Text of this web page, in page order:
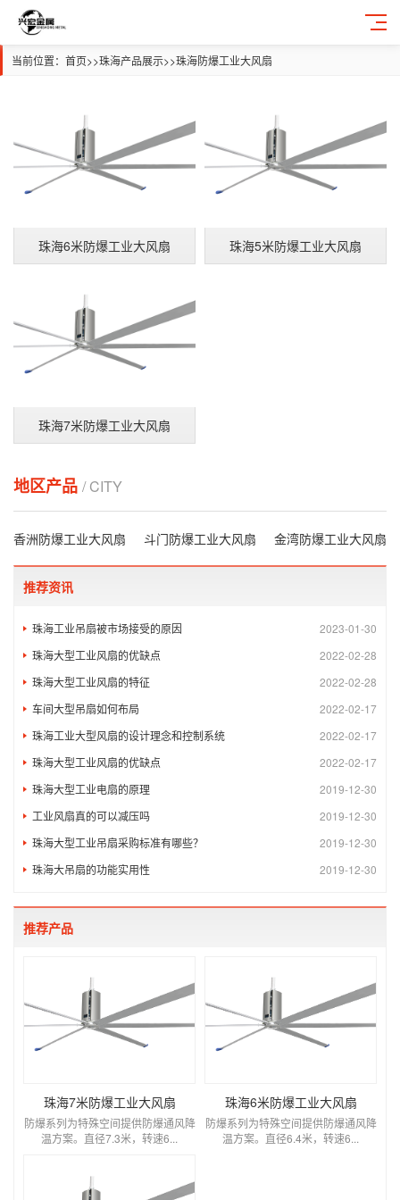
当前位置： 首页>>珠海产品展示>>珠海防爆工业大风扇
珠海6米防爆工业大风扇 珠海5米防爆工业大风扇
珠海7米防爆工业大风扇
地区产品 / CITY
香洲防爆工业大风扇 斗门防爆工业大风扇 金湾防爆工业大风扇
推荐资讯
2023-01-30
珠海工业吊扇被市场接受的原因
2022-02-28
珠海大型工业风扇的优缺点
2022-02-28
珠海大型工业风扇的特征
2022-02-17
车间大型吊扇如何布局
2022-02-17
珠海工业大型风扇的设计理念和控制系统
2022-02-17
珠海大型工业风扇的优缺点
2019-12-30
珠海大型工业电扇的原理
2019-12-30
工业风扇真的可以减压吗
2019-12-30
珠海大型工业吊扇采购标准有哪些？
2019-12-30
珠海大吊扇的功能实用性
推荐产品
珠海7米防爆工业大风扇
防爆系列为特殊空间提供防爆通风降
温方案。直径7.3米，转速6...
珠海6米防爆工业大风扇
防爆系列为特殊空间提供防爆通风降
温方案。直径6.4米，转速6...